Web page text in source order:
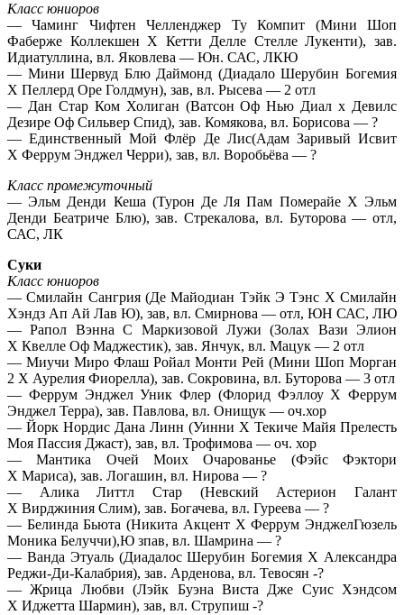
Класс юниоров
— Чаминг Чифтен Челленджер Ту Компит (Мини Шоп
Фаберже Коллекшен Х Кетти Делле Стелле Лукенти), зав.
Идиатуллина, вл. Яковлева — Юн. САС, ЛКЮ
— Мини Шервуд Блю Даймонд (Диадало Шерубин Богемия
Х Пеллерд Оре Голдмун), зав, вл. Рысева — 2 отл
— Дан Стар Ком Холиган (Ватсон Оф Нью Диал х Девилс
Дезире Оф Сильвер Спид), зав. Комякова, вл. Борисова — ?
— Единственный Мой Флёр Де Лис(Адам Заривый Исвит
Х Феррум Энджел Черри), зав, вл. Воробьёва — ?
Класс промежуточный
— Эльм Денди Кеша (Турон Де Ля Пам Померайе Х Эльм
Денди Беатриче Блю), зав. Стрекалова, вл. Буторова — отл,
САС, ЛК
Суки
Класс юниоров
— Смилайн Сангрия (Де Майодиан Тэйк Э Тэнс Х Смилайн
Хэндз Ап Ай Лав Ю), зав, вл. Смирнова — отл, ЮН САС, ЛЮ
— Рапол Вэнна С Маркизовой Лужи (Золах Вази Элион
Х Квелле Оф Маджестик), зав. Янчук, вл. Мацук — 2 отл
— Миучи Миро Флаш Ройал Монти Рей (Мини Шоп Морган
2 Х Аурелия Фиорелла), зав. Сокровина, вл. Буторова — 3 отл
— Феррум Энджел Уник Флер (Флорид Фэллоу Х Феррум
Энджел Терра), зав. Павлова, вл. Онищук — оч.хор
— Йорк Нордис Дана Линн (Уинни Х Текиче Майя Прелесть
Моя Пассия Джаст), зав, вл. Трофимова — оч. хор
— Мантика Очей Моих Очарованье (Фэйс Фэктори
Х Мариса), зав. Логашин, вл. Нирова — ?
— Алика Литтл Стар (Невский Астерион Галант
Х Вирджиния Слим), зав. Богачева, вл. Гуреева — ?
— Белинда Бьюта (Никита Акцент Х Феррум ЭнджелГюзель
Моника Белуччи),Ю зпав, вл. Шамрина — ?
— Ванда Этуаль (Диадалос Шерубин Богемия Х Александра
Реджи-Ди-Калабрия), зав. Арденова, вл. Тевосян -?
— Жрица Любви (Лэйк Буэна Виста Дже Суис Хэндсом
Х Иджетта Шармин), зав, вл. Струпиш -?